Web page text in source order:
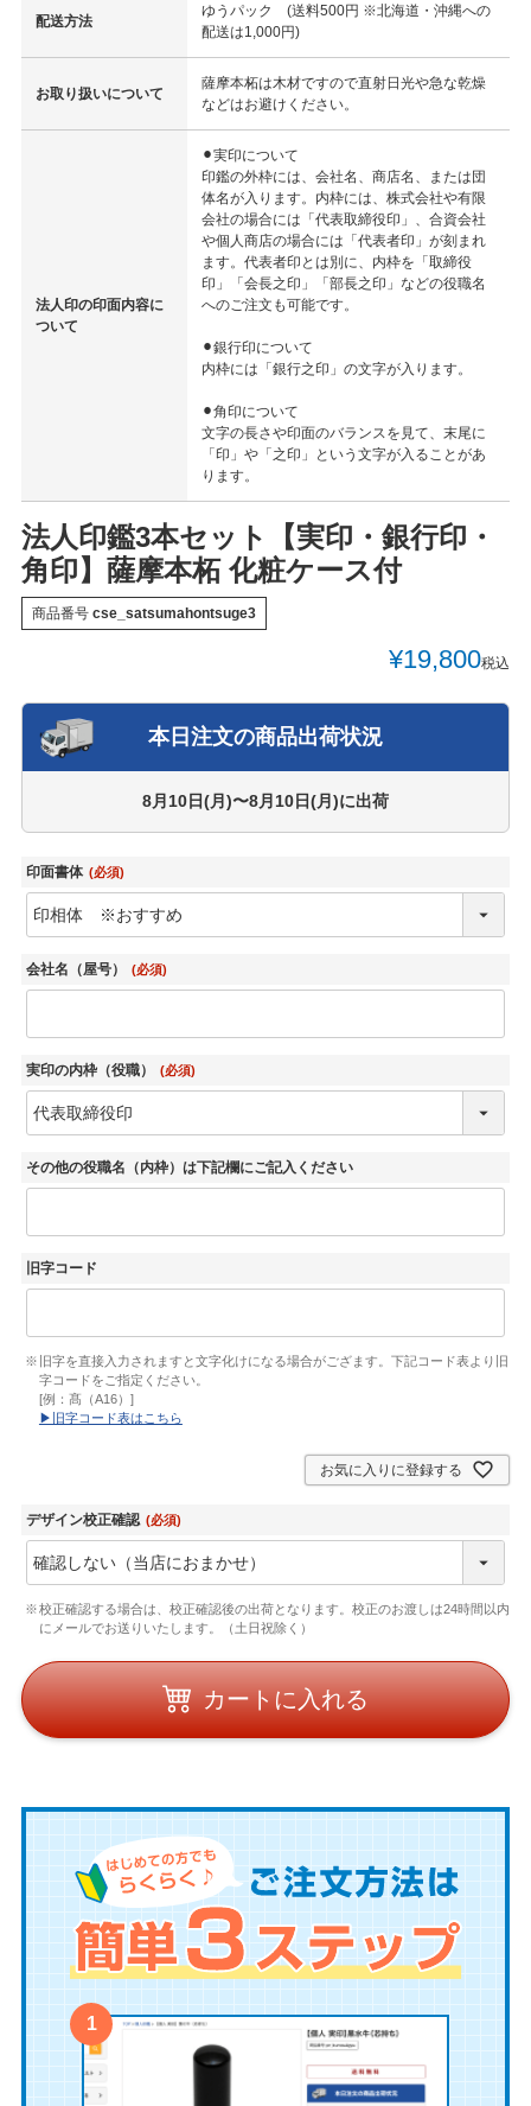
配送方法
ゆうパック (送料500円 ※北海道・沖縄への
配送は1,000円)
お取り扱いについて
薩摩本柘は木材ですので直射日光や急な乾燥
などはお避けください。
法人印の印面内容に
ついて
⚫︎実印について
印鑑の外枠には、会社名、商店名、または団
体名が入ります。内枠には、株式会社や有限
会社の場合には「代表取締役印」、合資会社
や個人商店の場合には「代表者印」が刻まれ
ます。代表者印とは別に、内枠を「取締役
印」「会長之印」「部長之印」などの役職名
へのご注文も可能です。
⚫︎銀行印について
内枠には「銀行之印」の文字が入ります。
⚫︎角印について
文字の長さや印面のバランスを見て、末尾に
「印」や「之印」という文字が入ることがあ
ります。
法人印鑑3本セット【実印・銀行印・
角印】薩摩本柘 化粧ケース付
商品番号 cse_satsumahontsuge3
¥19,800税込
本日注文の商品出荷状況
8月10日(月)〜8月10日(月)に出荷
印面書体 (必須)
会社名（屋号） (必須)
実印の内枠（役職） (必須)
その他の役職名（内枠）は下記欄にご記入ください
旧字コード
旧字を直接入力されますと文字化けになる場合がござます。下記コード表より旧
字コードをご指定ください。
[例：髙（A16）]
▶︎旧字コード表はこちら
お気に入りに登録する
デザイン校正確認 (必須)
校正確認する場合は、校正確認後の出荷となります。校正のお渡しは24時間以内
にメールでお送りいたします。（土日祝除く）
カートに入れる